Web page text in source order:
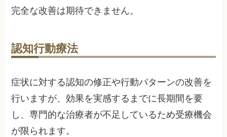
完全な改善は期待できません。
認知行動療法
症状に対する認知の修正や行動パターンの改善を
行いますが、効果を実感するまでに長期間を要
し、専門的な治療者が不足しているため受療機会
が限られます。